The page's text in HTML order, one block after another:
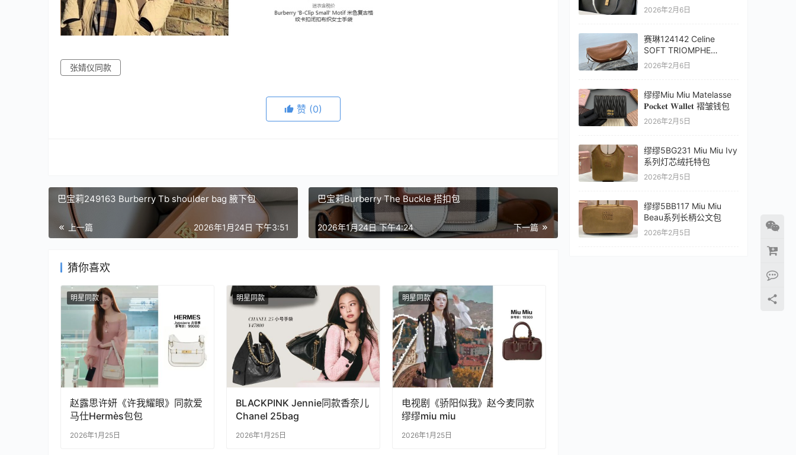
张婧仪同款
赞 (0)
巴宝莉249163 Burberry Tb shoulder bag 腋下包
上一篇 2026年1月24日 下午3:51
巴宝莉Burberry The Buckle 搭扣包
下一篇
2026年1月24日 下午4:24
猜你喜欢
明星同款
赵露思许妍《许我耀眼》同款爱
马仕Hermès包包
2026年1月25日
明星同款
BLACKPINK Jennie同款香奈儿
Chanel 25bag
2026年1月25日
明星同款
电视剧《骄阳似我》赵今麦同款
缪缪miu miu
2026年1月25日
2026年2月6日
赛琳124142 Celine
SOFT TRIOMPHE
HALFMOON 半月包
2026年2月6日
缪缪Miu Miu Matelasse
𝐏𝐨𝐜𝐤𝐞𝐭 𝐖𝐚𝐥𝐥𝐞𝐭 褶皱钱包
2026年2月5日
缪缪5BG231 Miu Miu Ivy
系列灯芯绒托特包
2026年2月5日
缪缪5BB117 Miu Miu
Beau系列长柄公文包
2026年2月5日